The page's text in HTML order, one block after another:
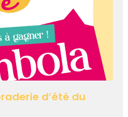
d’été du